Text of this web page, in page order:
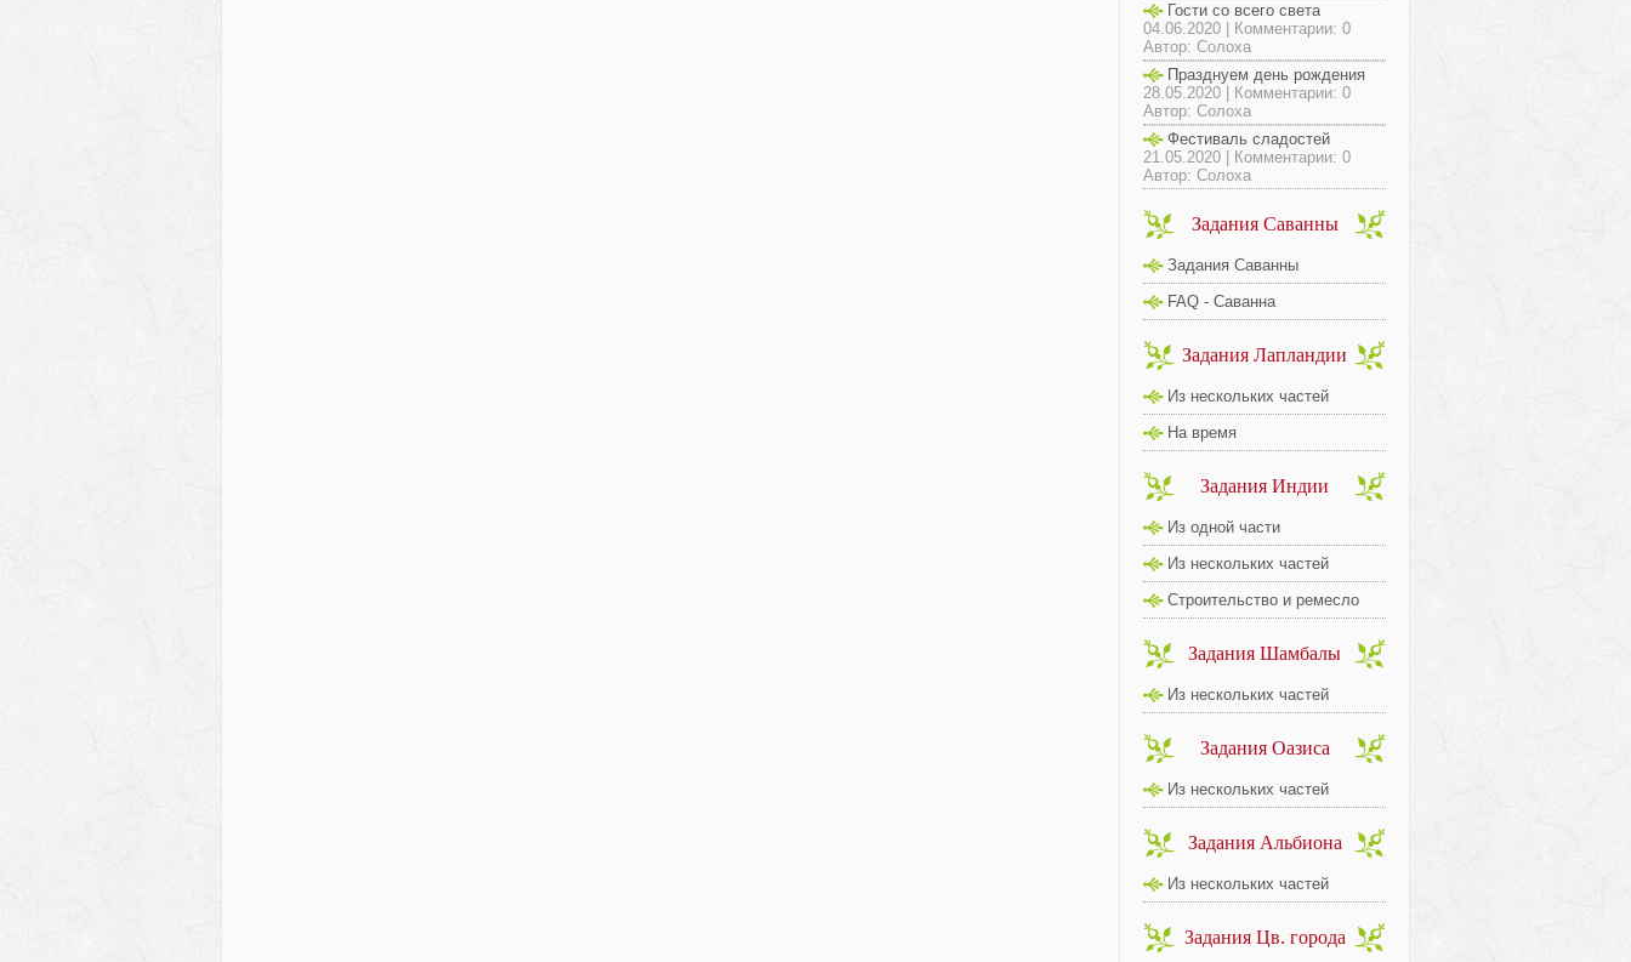
Гости со всего света
04.06.2020 | Комментарии: 0
Автор: Солоха
Празднуем день рождения
28.05.2020 | Комментарии: 0
Автор: Солоха
Фестиваль сладостей
21.05.2020 | Комментарии: 0
Автор: Солоха
Задания Саванны
Задания Саванны
FAQ - Саванна
Задания Лапландии
Из нескольких частей
На время
Задания Индии
Из одной части
Из нескольких частей
Строительство и ремесло
Задания Шамбалы
Из нескольких частей
Задания Оазиса
Из нескольких частей
Задания Альбиона
Из нескольких частей
Задания Цв. города